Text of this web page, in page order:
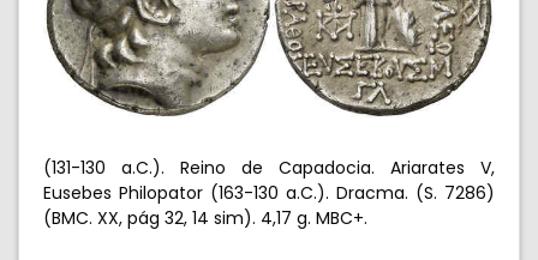
(131-130 a.C.). Reino de Capadocia. Ariarates V,
Eusebes Philopator (163-130 a.C.). Dracma. (S. 7286)
(BMC. XX, pág 32, 14 sim). 4,17 g. MBC+.